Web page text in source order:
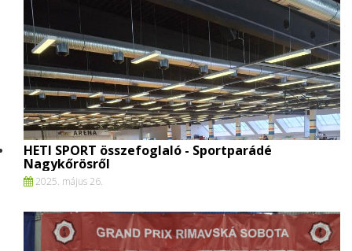
HETI SPORT összefoglaló - Sportparádé
Nagykőrösről
2025. május 26.